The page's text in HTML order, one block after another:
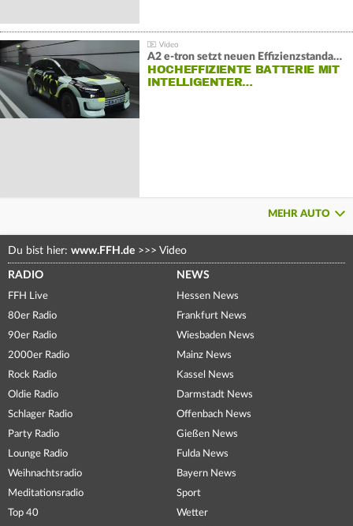
A2 e-tron setzt neuen Effizienzstandard bei Audi
HOCHEFFIZIENTE BATTERIE MIT
INTELLIGENTER…
MEHR AUTO
Du bist hier: www.FFH.de >>> Video
RADIO
FFH Live
80er Radio
90er Radio
2000er Radio
Rock Radio
Oldie Radio
Schlager Radio
Party Radio
Lounge Radio
Weihnachtsradio
Meditationsradio
Top 40
NEWS
Hessen News
Frankfurt News
Wiesbaden News
Mainz News
Kassel News
Darmstadt News
Offenbach News
Gießen News
Fulda News
Bayern News
Sport
Wetter